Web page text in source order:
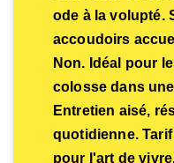
ode à la volupté.
accoudoirs
Non. Idéal pour
colosse dans
Entretien aisé,
quotidienne.
pour l'art de